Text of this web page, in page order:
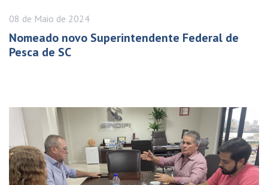
08 de Maio de 2024
Nomeado novo Superintendente Federal de
Pesca de SC